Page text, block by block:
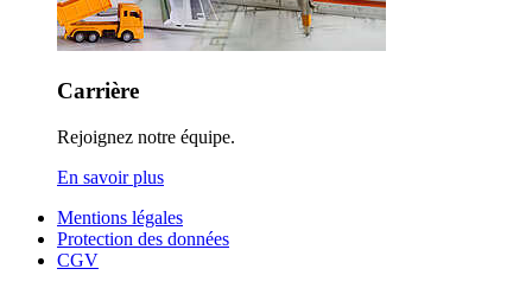
Carrière
Rejoignez notre équipe.
En savoir plus
Mentions légales
Protection des données
CGV